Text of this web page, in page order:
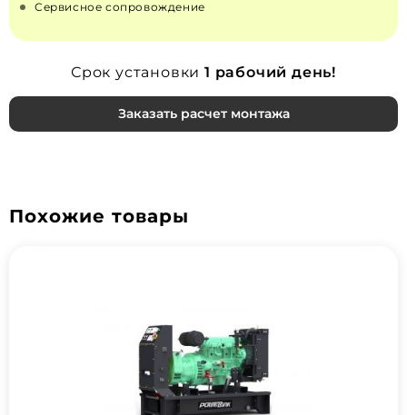
Сервисное сопровождение
Срок установки 1 рабочий день!
Заказать расчет монтажа
Похожие товары